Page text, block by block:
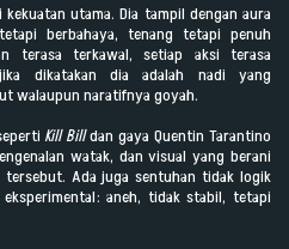
utama. Dia tampil dengan aura
berbahaya, tenang tetapi penuh
terasa terkawal, setiap aksi terasa
dikatakan dia adalah nadi yang
walaupun naratifnya goyah.
Kill Billdan gaya Quentin Tarantino
watak, dan visual yang berani
tersebut. Ada juga sentuhan tidak logik
aneh, tidak stabil, tetapi